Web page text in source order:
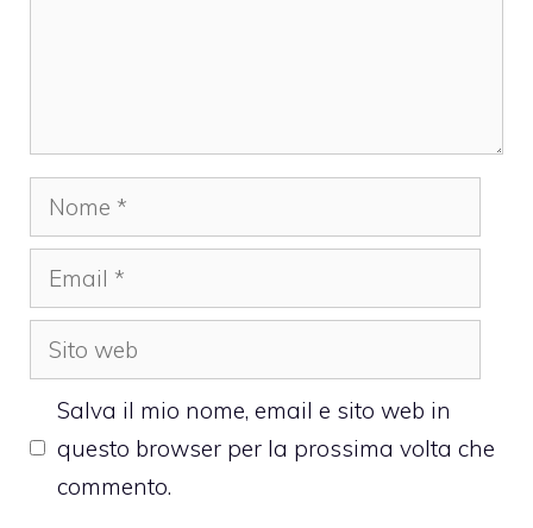
Nome
Email
Sito
web
Salva il mio nome, email e sito web in
questo browser per la prossima volta che
commento.